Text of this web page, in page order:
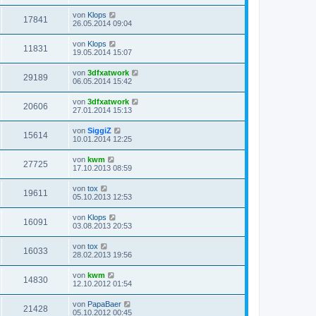
17841 von Klops
26.05.2014 09:04
11831 von Klops
19.05.2014 15:07
29189 von 3dfxatwork
06.05.2014 15:42
20606 von 3dfxatwork
27.01.2014 15:13
15614 von SiggiZ
10.01.2014 12:25
27725 von kwm
17.10.2013 08:59
19611 von tox
05.10.2013 12:53
16091 von Klops
03.08.2013 20:53
16033 von tox
28.02.2013 19:56
14830 von kwm
12.10.2012 01:54
21428 von PapaBaer
05.10.2012 00:45